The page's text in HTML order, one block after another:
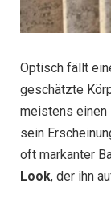
Optisch fällt
geschätzte
meistens einen
sein
oft markanter
Look, der ihn